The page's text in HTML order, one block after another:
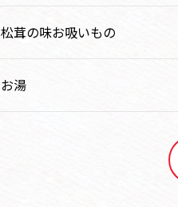
松茸の味お吸いもの
お湯